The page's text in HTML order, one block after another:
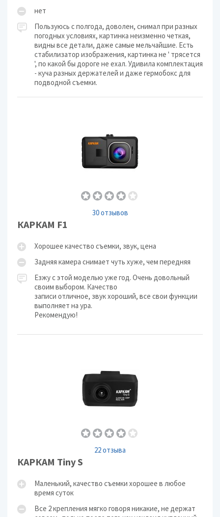
нет
Пользуюсь с полгода, доволен, снимал при разных
погодных условиях, картинка неизменно четкая,
видны все детали, даже самые мельчайшие. Есть
стабилизатор изображения, картинка не ' трясется
', по какой бы дороге не ехал. Удивила комплектация
- куча разных держателей и даже гермобокс для
подводной съемки.
30 отзывов
КАРКАМ F1
Хорошее качество съемки, звук, цена
Задняя камера снимает чуть хуже, чем передняя
Езжу с этой моделью уже год. Очень довольный
своим выбором. Качество
записи отличное, звук хороший, все свои функции
выполняет на ура.
Рекомендую!
22 отзыва
КАРКАМ Tiny S
Маленький, качество съемки хорошее в любое
время суток
Все 2 крепления мягко говоря никакие, не держат